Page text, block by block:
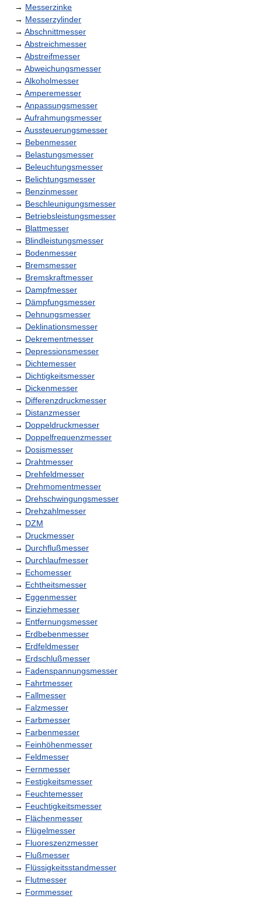
→ Messerzinke
→ Messerzylinder
→ Abschnittmesser
→ Abstreichmesser
→ Abstreifmesser
→ Abweichungsmesser
→ Alkoholmesser
→ Amperemesser
→ Anpassungsmesser
→ Aufrahmungsmesser
→ Aussteuerungsmesser
→ Bebenmesser
→ Belastungsmesser
→ Beleuchtungsmesser
→ Belichtungsmesser
→ Benzinmesser
→ Beschleunigungsmesser
→ Betriebsleistungsmesser
→ Blattmesser
→ Blindleistungsmesser
→ Bodenmesser
→ Bremsmesser
→ Bremskraftmesser
→ Dampfmesser
→ Dämpfungsmesser
→ Dehnungsmesser
→ Deklinationsmesser
→ Dekrementmesser
→ Depressionsmesser
→ Dichtemesser
→ Dichtigkeitsmesser
→ Dickenmesser
→ Differenzdruckmesser
→ Distanzmesser
→ Doppeldruckmesser
→ Doppelfrequenzmesser
→ Dosismesser
→ Drahtmesser
→ Drehfeldmesser
→ Drehmomentmesser
→ Drehschwingungsmesser
→ Drehzahlmesser
→ DZM
→ Druckmesser
→ Durchflußmesser
→ Durchlaufmesser
→ Echomesser
→ Echtheitsmesser
→ Eggenmesser
→ Einziehmesser
→ Entfernungsmesser
→ Erdbebenmesser
→ Erdfeldmesser
→ Erdschlußmesser
→ Fadenspannungsmesser
→ Fahrtmesser
→ Fallmesser
→ Falzmesser
→ Farbmesser
→ Farbenmesser
→ Feinhöhenmesser
→ Feldmesser
→ Fernmesser
→ Festigkeitsmesser
→ Feuchtemesser
→ Feuchtigkeitsmesser
→ Flächenmesser
→ Flügelmesser
→ Fluoreszenzmesser
→ Flußmesser
→ Flüssigkeitsstandmesser
→ Flutmesser
→ Formmesser